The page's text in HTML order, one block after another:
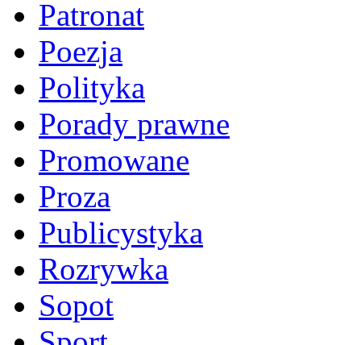
Patronat
Poezja
Polityka
Porady prawne
Promowane
Proza
Publicystyka
Rozrywka
Sopot